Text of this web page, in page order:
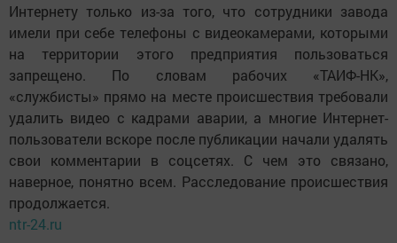
Интернету только из-за того, что сотрудники завода
имели при себе телефоны с видеокамерами, которыми
на территории этого предприятия пользоваться
запрещено. По словам рабочих «ТАИФ-НК»,
«службисты» прямо на месте происшествия требовали
удалить видео с кадрами аварии, а многие Интернет-
пользователи вскоре после публикации начали удалять
свои комментарии в соцсетях. С чем это связано,
наверное, понятно всем. Расследование происшествия
продолжается.
ntr-24.ru